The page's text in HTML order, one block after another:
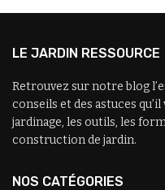
LE JARDIN RESSOURCE
Retrouvez sur notre blog
conseils et des astuces
jardinage, les outils, les
construction de jardin.
NOS CATÉGORIES